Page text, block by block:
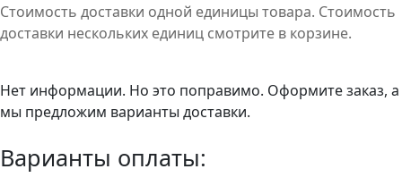
Стоимость доставки одной единицы товара. Стоимость
доставки нескольких единиц смотрите в корзине.
Нет информации. Но это поправимо. Оформите заказ, а
мы предложим варианты доставки.
Варианты оплаты: